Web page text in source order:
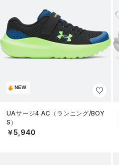
NEW
UAサージ4 AC（ランニング/BOY
S）
￥5,940